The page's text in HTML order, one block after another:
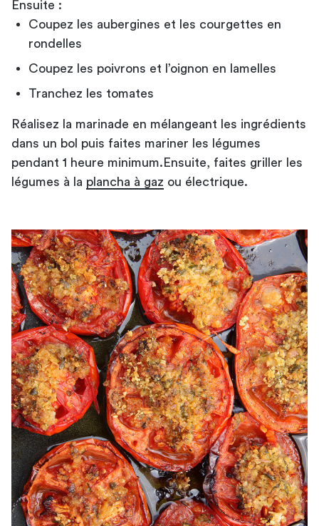
Ensuite :
Coupez les aubergines et les courgettes en
rondelles
Coupez les poivrons et l’oignon en lamelles
Tranchez les tomates
Réalisez la marinade en mélangeant les ingrédients
dans un bol puis faites mariner les légumes
pendant 1 heure minimum.Ensuite, faites griller les
légumes à la plancha à gaz ou électrique.